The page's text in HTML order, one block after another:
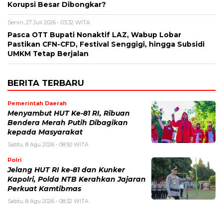
Korupsi Besar Dibongkar?
Senin, 27 Juli 2026 - 03:32 WITA
Pasca OTT Bupati Nonaktif LAZ, Wabup Lobar
Pastikan CFN-CFD, Festival Senggigi, hingga Subsidi
UMKM Tetap Berjalan
BERITA TERBARU
Pemerintah Daerah
Menyambut HUT Ke-81 RI, Ribuan
Bendera Merah Putih Dibagikan
kepada Masyarakat
Sabtu, 8 Agu 2026 - 08:50 WITA
Polri
Jelang HUT RI ke-81 dan Kunker
Kapolri, Polda NTB Kerahkan Jajaran
Perkuat Kamtibmas
Sabtu, 8 Agu 2026 - 08:32 WITA